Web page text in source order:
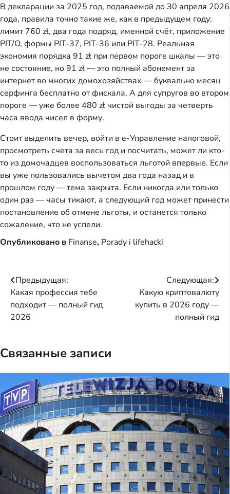
В декларации за 2025 год, подаваемой до 30 апреля 2026
года, правила точно такие же, как в предыдущем году:
лимит 760 zł, два года подряд, именной счёт, приложение
PIT/O, формы PIT-37, PIT-36 или PIT-28. Реальная
экономия порядка 91 zł при первом пороге шкалы — это
не состояние, но 91 zł — это полный абонемент за
интернет во многих домохозяйствах — буквально месяц
серфинга бесплатно от фискала. А для супругов во втором
пороге — уже более 480 zł чистой выгоды за четверть
часа ввода чисел в форму.
Стоит выделить вечер, войти в e-Управление налоговой,
просмотреть счета за весь год и посчитать, может ли кто-
то из домочадцев воспользоваться льготой впервые. Если
вы уже пользовались вычетом два года назад и в
прошлом году — тема закрыта. Если никогда или только
один раз — часы тикают, а следующий год может принести
постановление об отмене льготы, и останется только
сожаление, что не успели.
Опубликовано в Finanse, Porady i lifehacki
Навигация
по
записям
Предыдущая:
Какая профессия тебе
подходит — полный гид
2026
Следующая:
Какую криптовалюту
купить в 2026 году —
полный гид
Связанные записи